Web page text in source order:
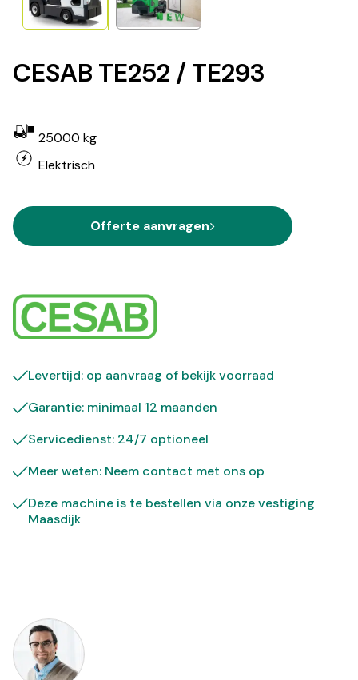
CESAB TE252 / TE293
25000 kg
Elektrisch
Offerte aanvragen
Levertijd: op aanvraag of bekijkvoorraad
Garantie: minimaal 12 maanden
Servicedienst: 24/7 optioneel
Meer weten: Neem contact met ons op
Deze machine is te bestellen via onze vestiging
Maasdijk